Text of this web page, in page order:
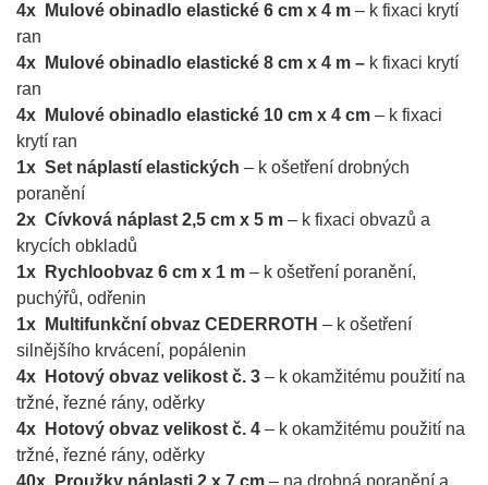
4x Mulové obinadlo elastické 6 cm x 4 m – k fixaci krytí
ran
4x Mulové obinadlo elastické 8 cm x 4 m – k fixaci krytí
ran
4x Mulové obinadlo elastické 10 cm x 4 cm – k fixaci
krytí ran
1x Set náplastí elastických – k ošetření drobných
poranění
2x Cívková náplast 2,5 cm x 5 m – k fixaci obvazů a
krycích obkladů
1x Rychloobvaz 6 cm x 1 m – k ošetření poranění,
puchýřů, odřenin
1x Multifunkční obvaz CEDERROTH – k ošetření
silnějšího krvácení, popálenin
4x Hotový obvaz velikost č. 3 – k okamžitému použití na
tržné, řezné rány, oděrky
4x Hotový obvaz velikost č. 4 – k okamžitému použití na
tržné, řezné rány, oděrky